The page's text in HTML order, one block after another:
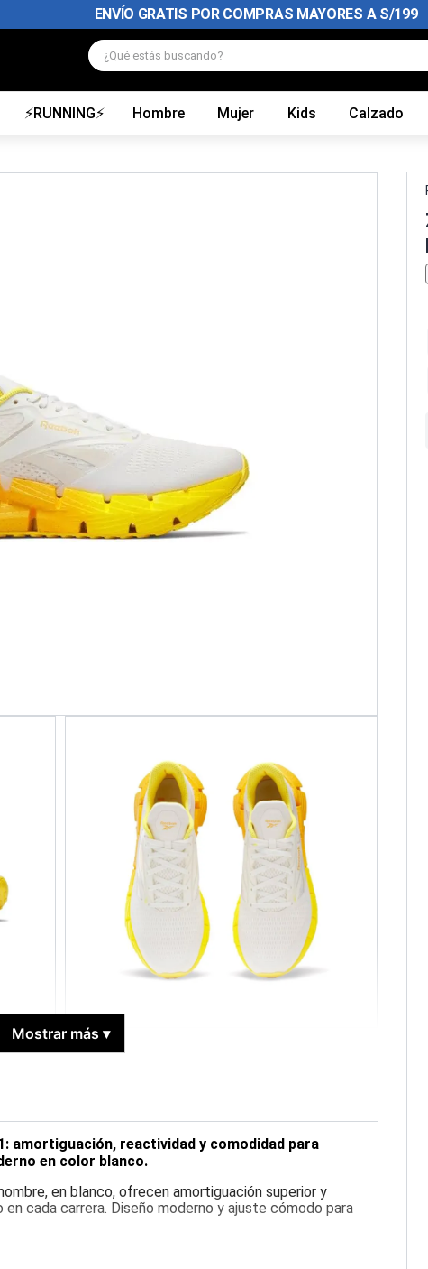
ENVÍO GRATIS POR COMPRAS MAYORES A S/199
¿Qué estás buscando?
⚡RUNNING⚡ Hombre Mujer Kids Calzado
Mostrar más ▾
amortiguación, reactividad y comodidad para
en color blanco.
en blanco, ofrecen amortiguación superior y
cada carrera. Diseño moderno y ajuste cómodo para
BUSCADOS